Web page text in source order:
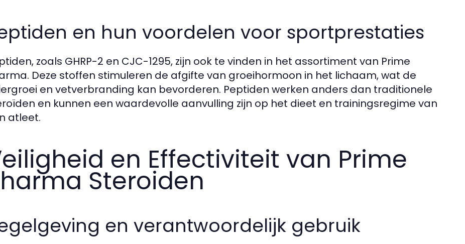
en hun voordelen voor sportprestaties
zoals GHRP-2 en CJC-1295, zijn ook te vinden in het assortiment van Prime
Deze stoffen stimuleren de afgifte van groeihormoon in het lichaam, wat de
en vetverbranding kan bevorderen. Peptiden werken anders dan traditionele
en kunnen een waardevolle aanvulling zijn op het dieet en trainingsregime van
atleet.
en Effectiviteit van Prime
Steroiden
en verantwoordelijk gebruik